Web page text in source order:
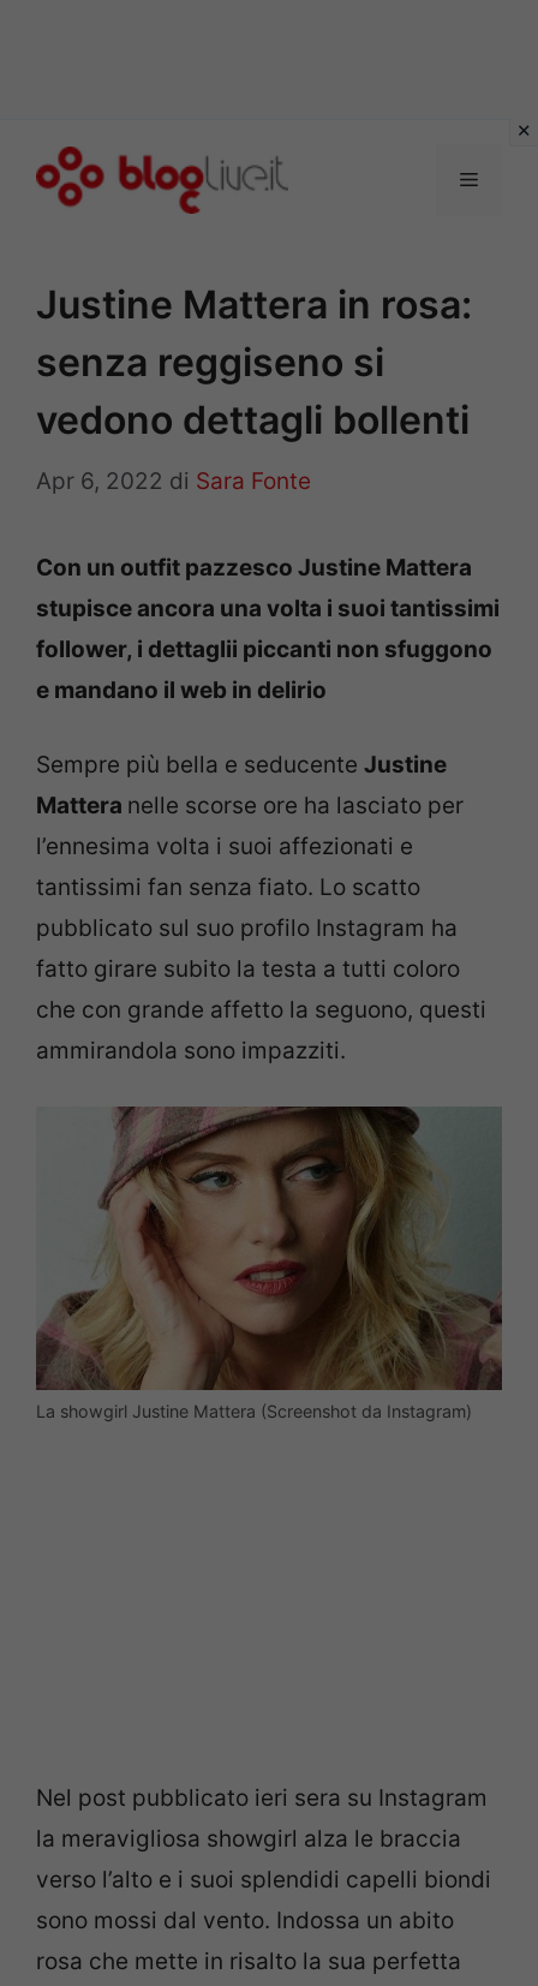
Menu
Justine Mattera in rosa:
senza reggiseno si
vedono dettagli bollenti
Apr 6, 2022 di Sara Fonte
Con un outfit pazzesco Justine Mattera
stupisce ancora una volta i suoi tantissimi
follower, i dettaglii piccanti non sfuggono
e mandano il web in delirio
Sempre più bella e seducente Justine
Mattera nelle scorse ore ha lasciato per
l’ennesima volta i suoi affezionati e
tantissimi fan senza fiato. Lo scatto
pubblicato sul suo profilo Instagram ha
fatto girare subito la testa a tutti coloro
che con grande affetto la seguono, questi
ammirandola sono impazziti.
La showgirl Justine Mattera (Screenshot da Instagram)
Nel post pubblicato ieri sera su Instagram
la meravigliosa showgirl alza le braccia
verso l’alto e i suoi splendidi capelli biondi
sono mossi dal vento. Indossa un abito
rosa che mette in risalto la sua perfetta